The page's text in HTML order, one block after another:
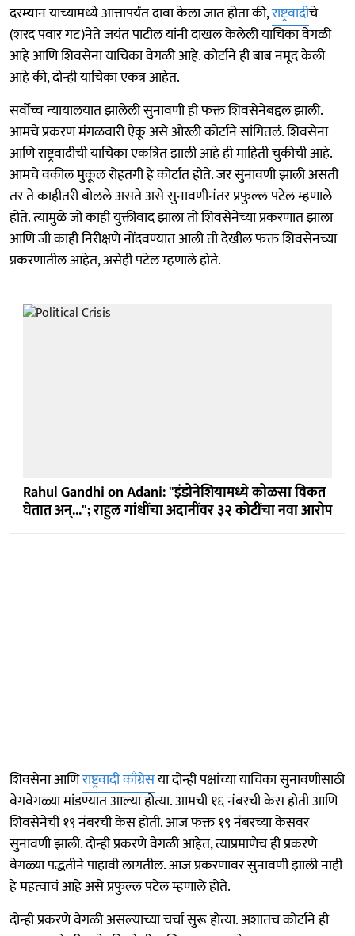
दरम्यान याच्यामध्ये आत्तापर्यंत दावा केला जात होता की,राष्ट्रवादीचे
(शरद पवार गट)नेते जयंत पाटील यांनी दाखल केलेली याचिका वेगळी
आहे आणि शिवसेना याचिका वेगळी आहे. कोर्टाने ही बाब नमूद केली
आहे की, दोन्ही याचिका एकत्र आहेत.
सर्वोच्च न्यायालयात झालेली सुनावणी ही फक्त शिवसेनेबद्दल झाली.
आमचे प्रकरण मंगळवारी ऐकू असे ओरली कोर्टाने सांगितलं. शिवसेना
आणि राष्ट्रवादीची याचिका एकत्रित झाली आहे ही माहिती चुकीची आहे.
आमचे वकील मुकूल रोहतगी हे कोर्टात होते. जर सुनावणी झाली असती
तर ते काहीतरी बोलले असते असे सुनावणीनंतर प्रफुल्ल पटेल म्हणाले
होते. त्यामुळे जो काही युक्तीवाद झाला तो शिवसेनेच्या प्रकरणात झाला
आणि जी काही निरीक्षणे नोंदवण्यात आली ती देखील फक्त शिवसेनच्या
प्रकरणातील आहेत, असेही पटेल म्हणाले होते.
Rahul Gandhi on Adani: "इंडोनेशियामध्ये कोळसा विकत
घेतात अन्..."; राहुल गांधींचा अदानींवर ३२ कोटींचा नवा आरोप
शिवसेना आणिराष्ट्रवादी काँग्रेसया दोन्ही पक्षांच्या याचिका सुनावणीसाठी
वेगवेगळ्या मांडण्यात आल्या होत्या. आमची १६ नंबरची केस होती आणि
शिवसेनेची १९ नंबरची केस होती. आज फक्त १९ नंबरच्या केसवर
सुनावणी झाली. दोन्ही प्रकरणे वेगळी आहेत, त्याप्रमाणेच ही प्रकरणे
वेगळ्या पद्धतीने पाहावी लागतील. आज प्रकरणावर सुनावणी झाली नाही
हे महत्वाचं आहे असे प्रफुल्ल पटेल म्हणाले होते.
दोन्ही प्रकरणे वेगळी असल्याच्या चर्चा सुरू होत्या. अशातच कोर्टाने ही